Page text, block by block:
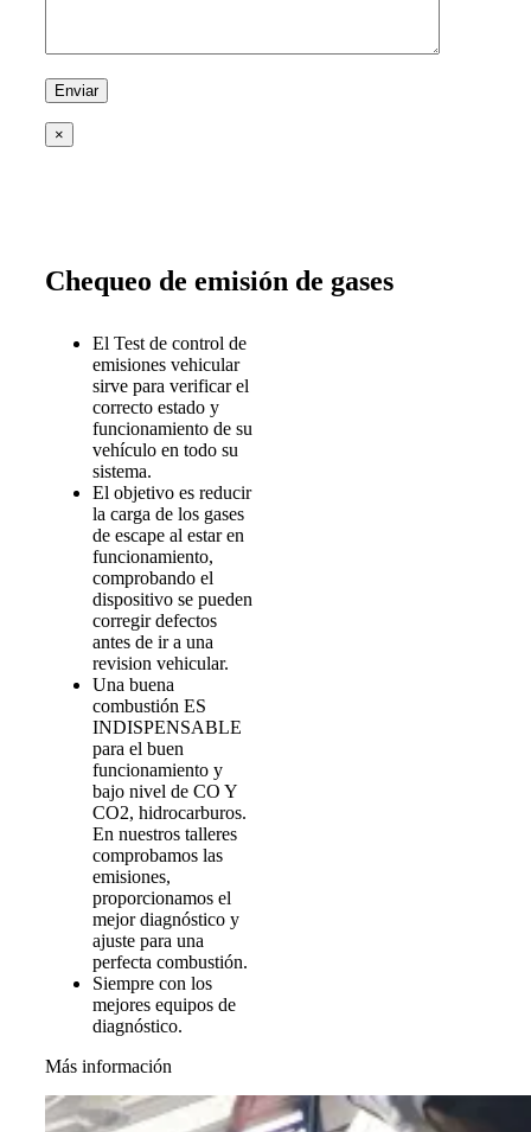
×
Chequeo de emisión de gases
El Test de control de
emisiones vehicular
sirve para verificar el
correcto estado y
funcionamiento de su
vehículo en todo su
sistema.
El objetivo es reducir
la carga de los gases
de escape al estar en
funcionamiento,
comprobando el
dispositivo se pueden
corregir defectos
antes de ir a una
revision vehicular.
Una buena
combustión ES
INDISPENSABLE
para el buen
funcionamiento y
bajo nivel de CO Y
CO2, hidrocarburos.
En nuestros talleres
comprobamos las
emisiones,
proporcionamos el
mejor diagnóstico y
ajuste para una
perfecta combustión.
Siempre con los
mejores equipos de
diagnóstico.
Más información